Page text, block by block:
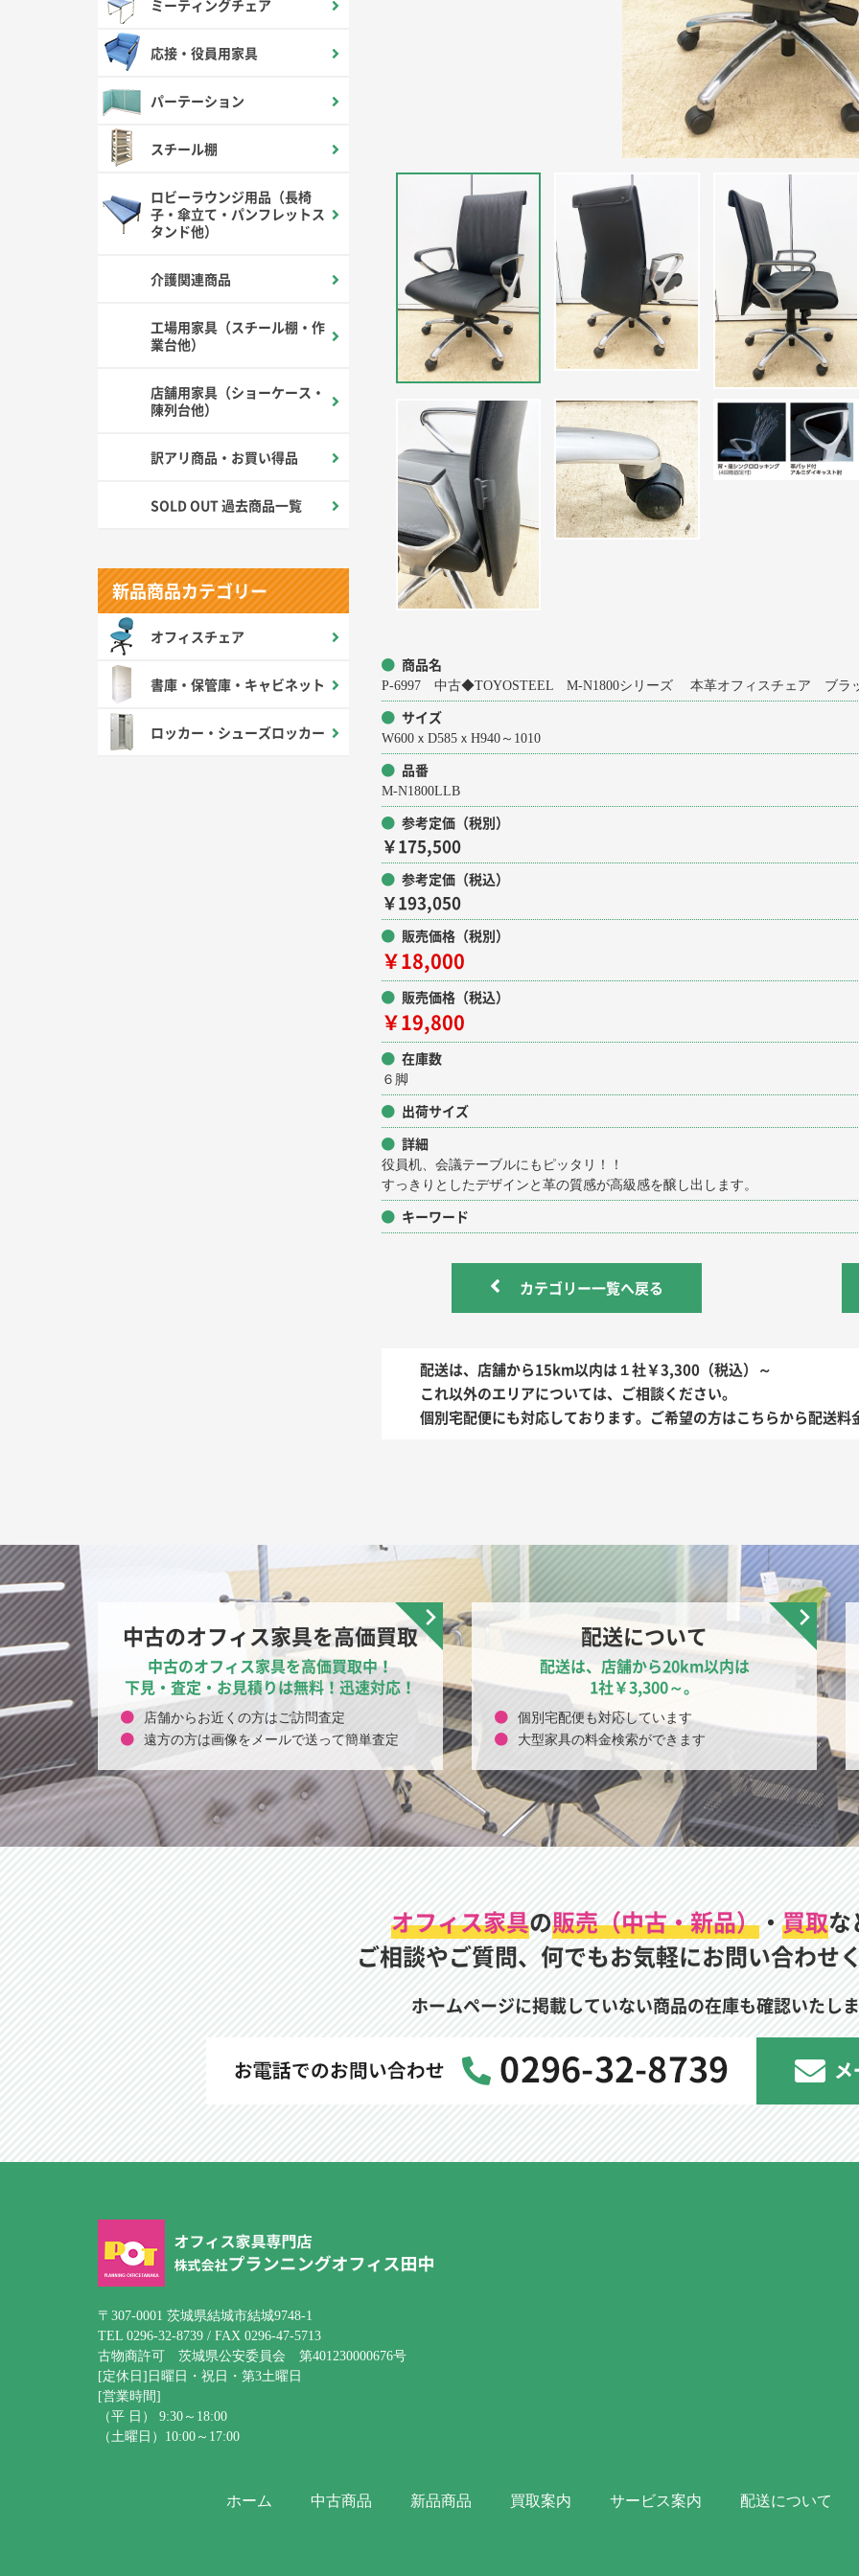
商品名
P-6997 中古◆TOYOSTEEL M-N1800シリーズ 本革オフィスチェア ブラ
サイズ
W600ｘD585ｘH940～1010
品番
M-N1800LLB
参考定価（税別）
￥175,500
参考定価（税込）
￥193,050
販売価格（税別）
￥18,000
販売価格（税込）
￥19,800
在庫数
６脚
出荷サイズ
詳細
役員机、会議テーブルにもピッタリ！！
すっきりとしたデザインと革の質感が高級感を醸し出します。
キーワード
カテゴリー一覧へ戻る
配送は、店舗から15km以内は１社￥3,300（税込）～
これ以外のエリアについては、ご相談ください。
個別宅配便にも対応しております。ご希望の方はこちらから配送料
ミーティングチェア
応接・役員用家具
パーテーション
スチール棚
ロビーラウンジ用品（長椅
子・傘立て・パンフレットス
タンド他）
介護関連商品
工場用家具（スチール棚・作
業台他）
店舗用家具（ショーケース・
陳列台他）
訳アリ商品・お買い得品
SOLD OUT 過去商品一覧
新品商品カテゴリー
オフィスチェア
書庫・保管庫・キャビネット
ロッカー・シューズロッカー
中古のオフィス家具を高価買取
中古のオフィス家具を高価買取中！
下見・査定・お見積りは無料！迅速対応！
店舗からお近くの方はご訪問査定
遠方の方は画像をメールで送って簡単査定
配送について
配送は、店舗から20km以内は
1社￥3,300～。
個別宅配便も対応しています
大型家具の料金検索ができます
オフィス家具の販売（中古・新品） ・ 買取な
ご相談やご質問、何でもお気軽にお問い合わせ
ホームページに掲載していない商品の在庫も確認いたし
〒307-0001 茨城県結城市結城9748-1
TEL 0296-32-8739 / FAX 0296-47-5713
古物商許可 茨城県公安委員会 第401230000676号
[定休日]日曜日・祝日・第3土曜日
[営業時間]
（平 日） 9:30～18:00
（土曜日）10:00～17:00
ホーム 中古商品 新品商品 買取案内 サービス案内 配送について